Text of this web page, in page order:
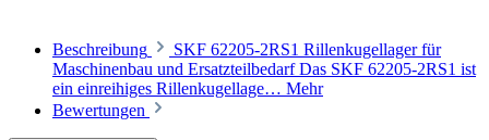
Beschreibung
SKF 62205-2RS1 Rillenkugellager für
Maschinenbau und Ersatzteilbedarf Das SKF 62205-2RS1 ist
ein einreihiges Rillenkugellage… Mehr
Bewertungen